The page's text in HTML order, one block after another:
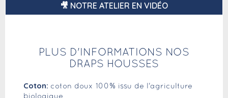
🎥 NOTRE ATELIER EN VIDÉO
PLUS D'INFORMATIONS NOS
DRAPS HOUSSES
Coton: coton doux 100% issu de l'agriculture
biologique